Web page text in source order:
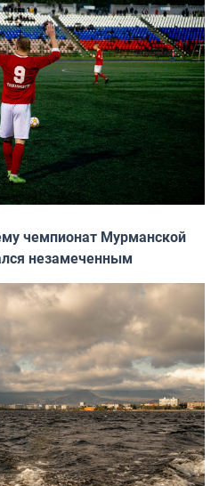
чемпионат Мурманской
незамеченным